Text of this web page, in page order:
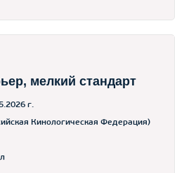
мелкий стандарт
г.
Кинологическая Федерация)